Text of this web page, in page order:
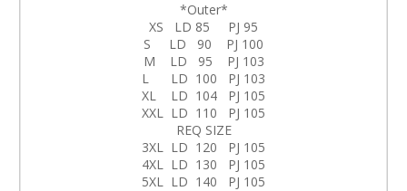
*Outer*
XS LD 85 PJ 95
S LD 90 PJ 100
M LD 95 PJ 103
L LD 100 PJ 103
XL LD 104 PJ 105
XXL LD 110 PJ 105
REQ SIZE
3XL LD 120 PJ 105
4XL LD 130 PJ 105
5XL LD 140 PJ 105